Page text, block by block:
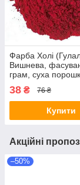
Фарба Холі
Вишнева,
грам, суха
флешмобів, фото
38 ₴ 76 ₴
Купити
Акційні
–50%